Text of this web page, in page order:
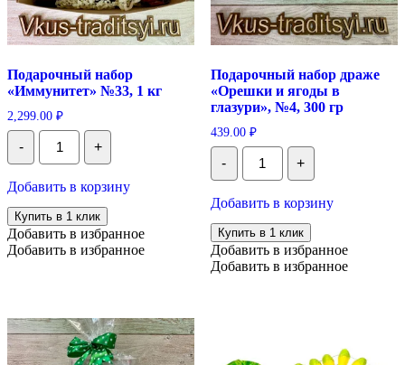
Подарочный набор
«Иммунитет» №33, 1 кг
2,299.00 ₽
-
Количество
Подарочный
набор
№33,
1
кг
+
Добавить в корзину
Купить в 1 клик
Добавить в избранное
Добавить в избранное
Подарочный набор драже
«Орешки и ягоды в
глазури», №4, 300 гр
439.00 ₽
-
Количество
Подарочный
набор
"Орешки
и
ягоды
в
глазури",
+
Добавить в корзину
Купить в 1 клик
Добавить в избранное
Добавить в избранное